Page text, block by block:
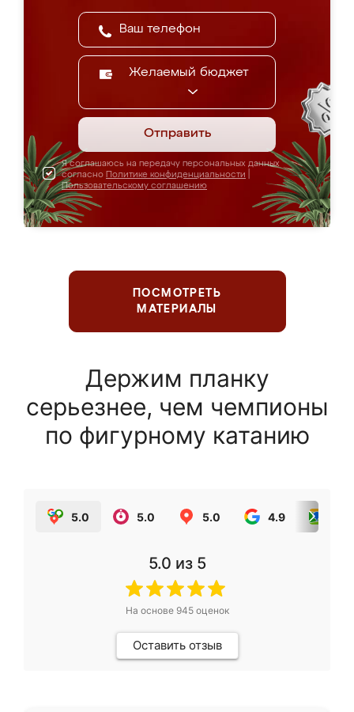
Желаемый бюджет
Отправить
Я соглашаюсь на передачу персональных данных
согласно Политике конфиденциальности
Пользовательскому соглашению
ПОСМОТРЕТЬ
МАТЕРИАЛЫ
Держим планку
серьезнее, чем чемпионы
по фигурному катанию
5.0 5.0 5.0 4.9
5.0 из 5
На основе 945оценок
Оставить отзыв